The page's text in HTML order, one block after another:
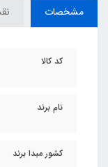
مشخصات
کد کالا
نام برند
کشور مبدا برند